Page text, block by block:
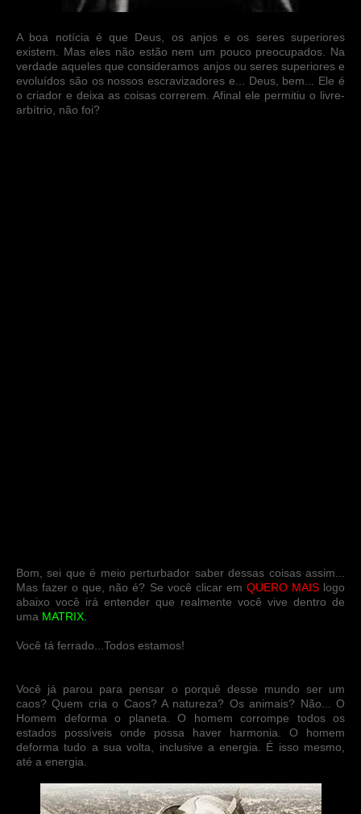
A boa notícia é que Deus, os anjos e os seres superiores
existem. Mas eles não estão nem um pouco preocupados. Na
verdade aqueles que consideramos anjos ou seres superiores e
evoluídos são os nossos escravizadores e... Deus, bem... Ele é
o criador e deixa as coisas correrem. Afinal ele permitiu o livre-
arbítrio, não foi?
Bom, sei que é meio perturbador saber dessas coisas assim...
Mas fazer o que, não é? Se você clicar em QUERO MAISlogo
abaixo você irá entender que realmente você vive dentro de
uma MATRIX.
Você tá ferrado...Todos estamos!
Você já parou para pensar o porquê desse mundo ser um
caos? Quem cria o Caos? A natureza? Os animais? Não... O
Homem deforma o planeta. O homem corrompe todos os
estados possíveis onde possa haver harmonia. O homem
deforma tudo a sua volta, inclusive a energia. É isso mesmo,
até a energia.